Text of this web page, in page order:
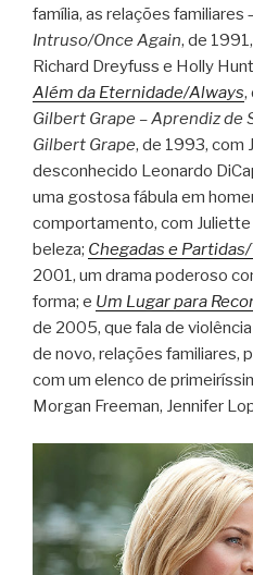
família, as relações familiares
Intruso/Once Again, de
Richard Dreyfuss e Holly
Além da Eternidade/Always,
Gilbert Grape – Aprendiz de
Gilbert Grape, de 1993, com
desconhecido Leonardo
uma gostosa fábula em
comportamento, com Juliette
beleza; Chegadas e
2001, um drama poderoso
forma; e Um Lugar para
de 2005, que fala de
de novo, relações familiares,
com um elenco de
Morgan Freeman, Jennifer